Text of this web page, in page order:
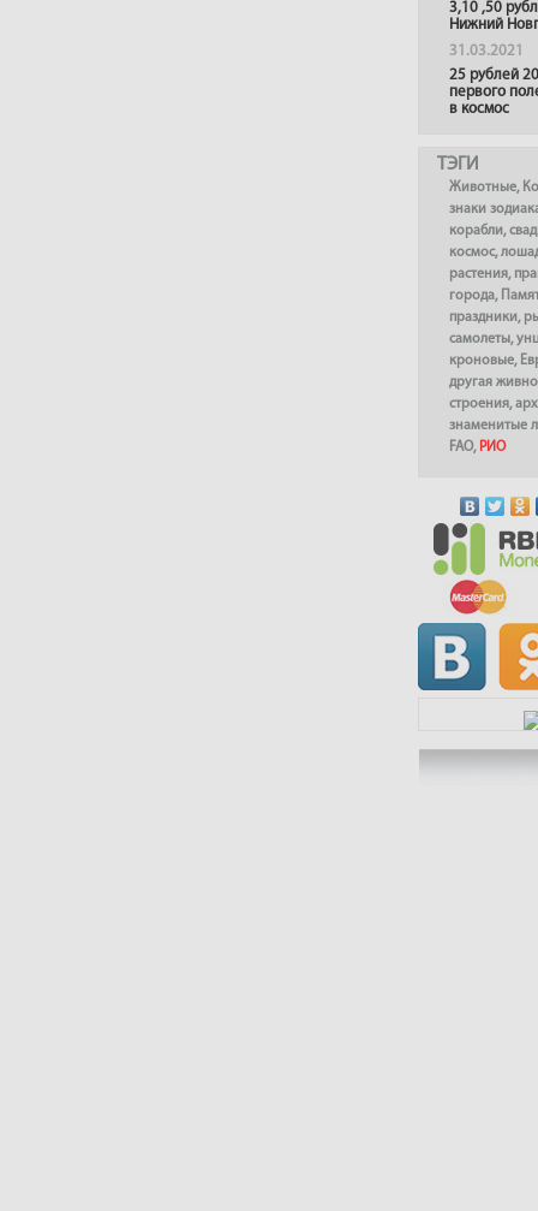
3,10 ,50
Нижний
31.03.2021
25 рублей
первого
в космос
ТЭГИ
Животные,
знаки
корабли,
космос,
растения,
города,
праздники,
самолеты,
кроновые,
другая
строения,
знаменитые
FAO, РИО